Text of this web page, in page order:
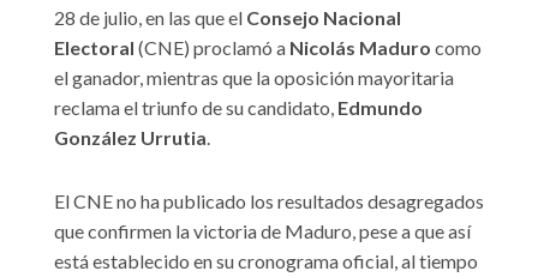
28 de julio, en las que el Consejo Nacional
Electoral (CNE) proclamó a Nicolás Maduro como
el ganador, mientras que la oposición mayoritaria
reclama el triunfo de su candidato, Edmundo
González Urrutia.
El CNE no ha publicado los resultados desagregados
que confirmen la victoria de Maduro, pese a que así
está establecido en su cronograma oficial, al tiempo